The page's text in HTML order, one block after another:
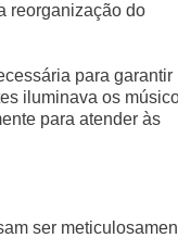
reorganização do
para garantir
iluminava os
para atender às
ser